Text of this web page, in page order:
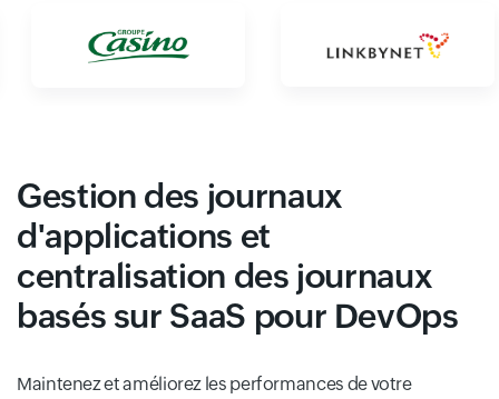
Gestion des journaux
d'applications et
centralisation des journaux
basés sur SaaS pour DevOps
Maintenez et améliorez les performances de votre